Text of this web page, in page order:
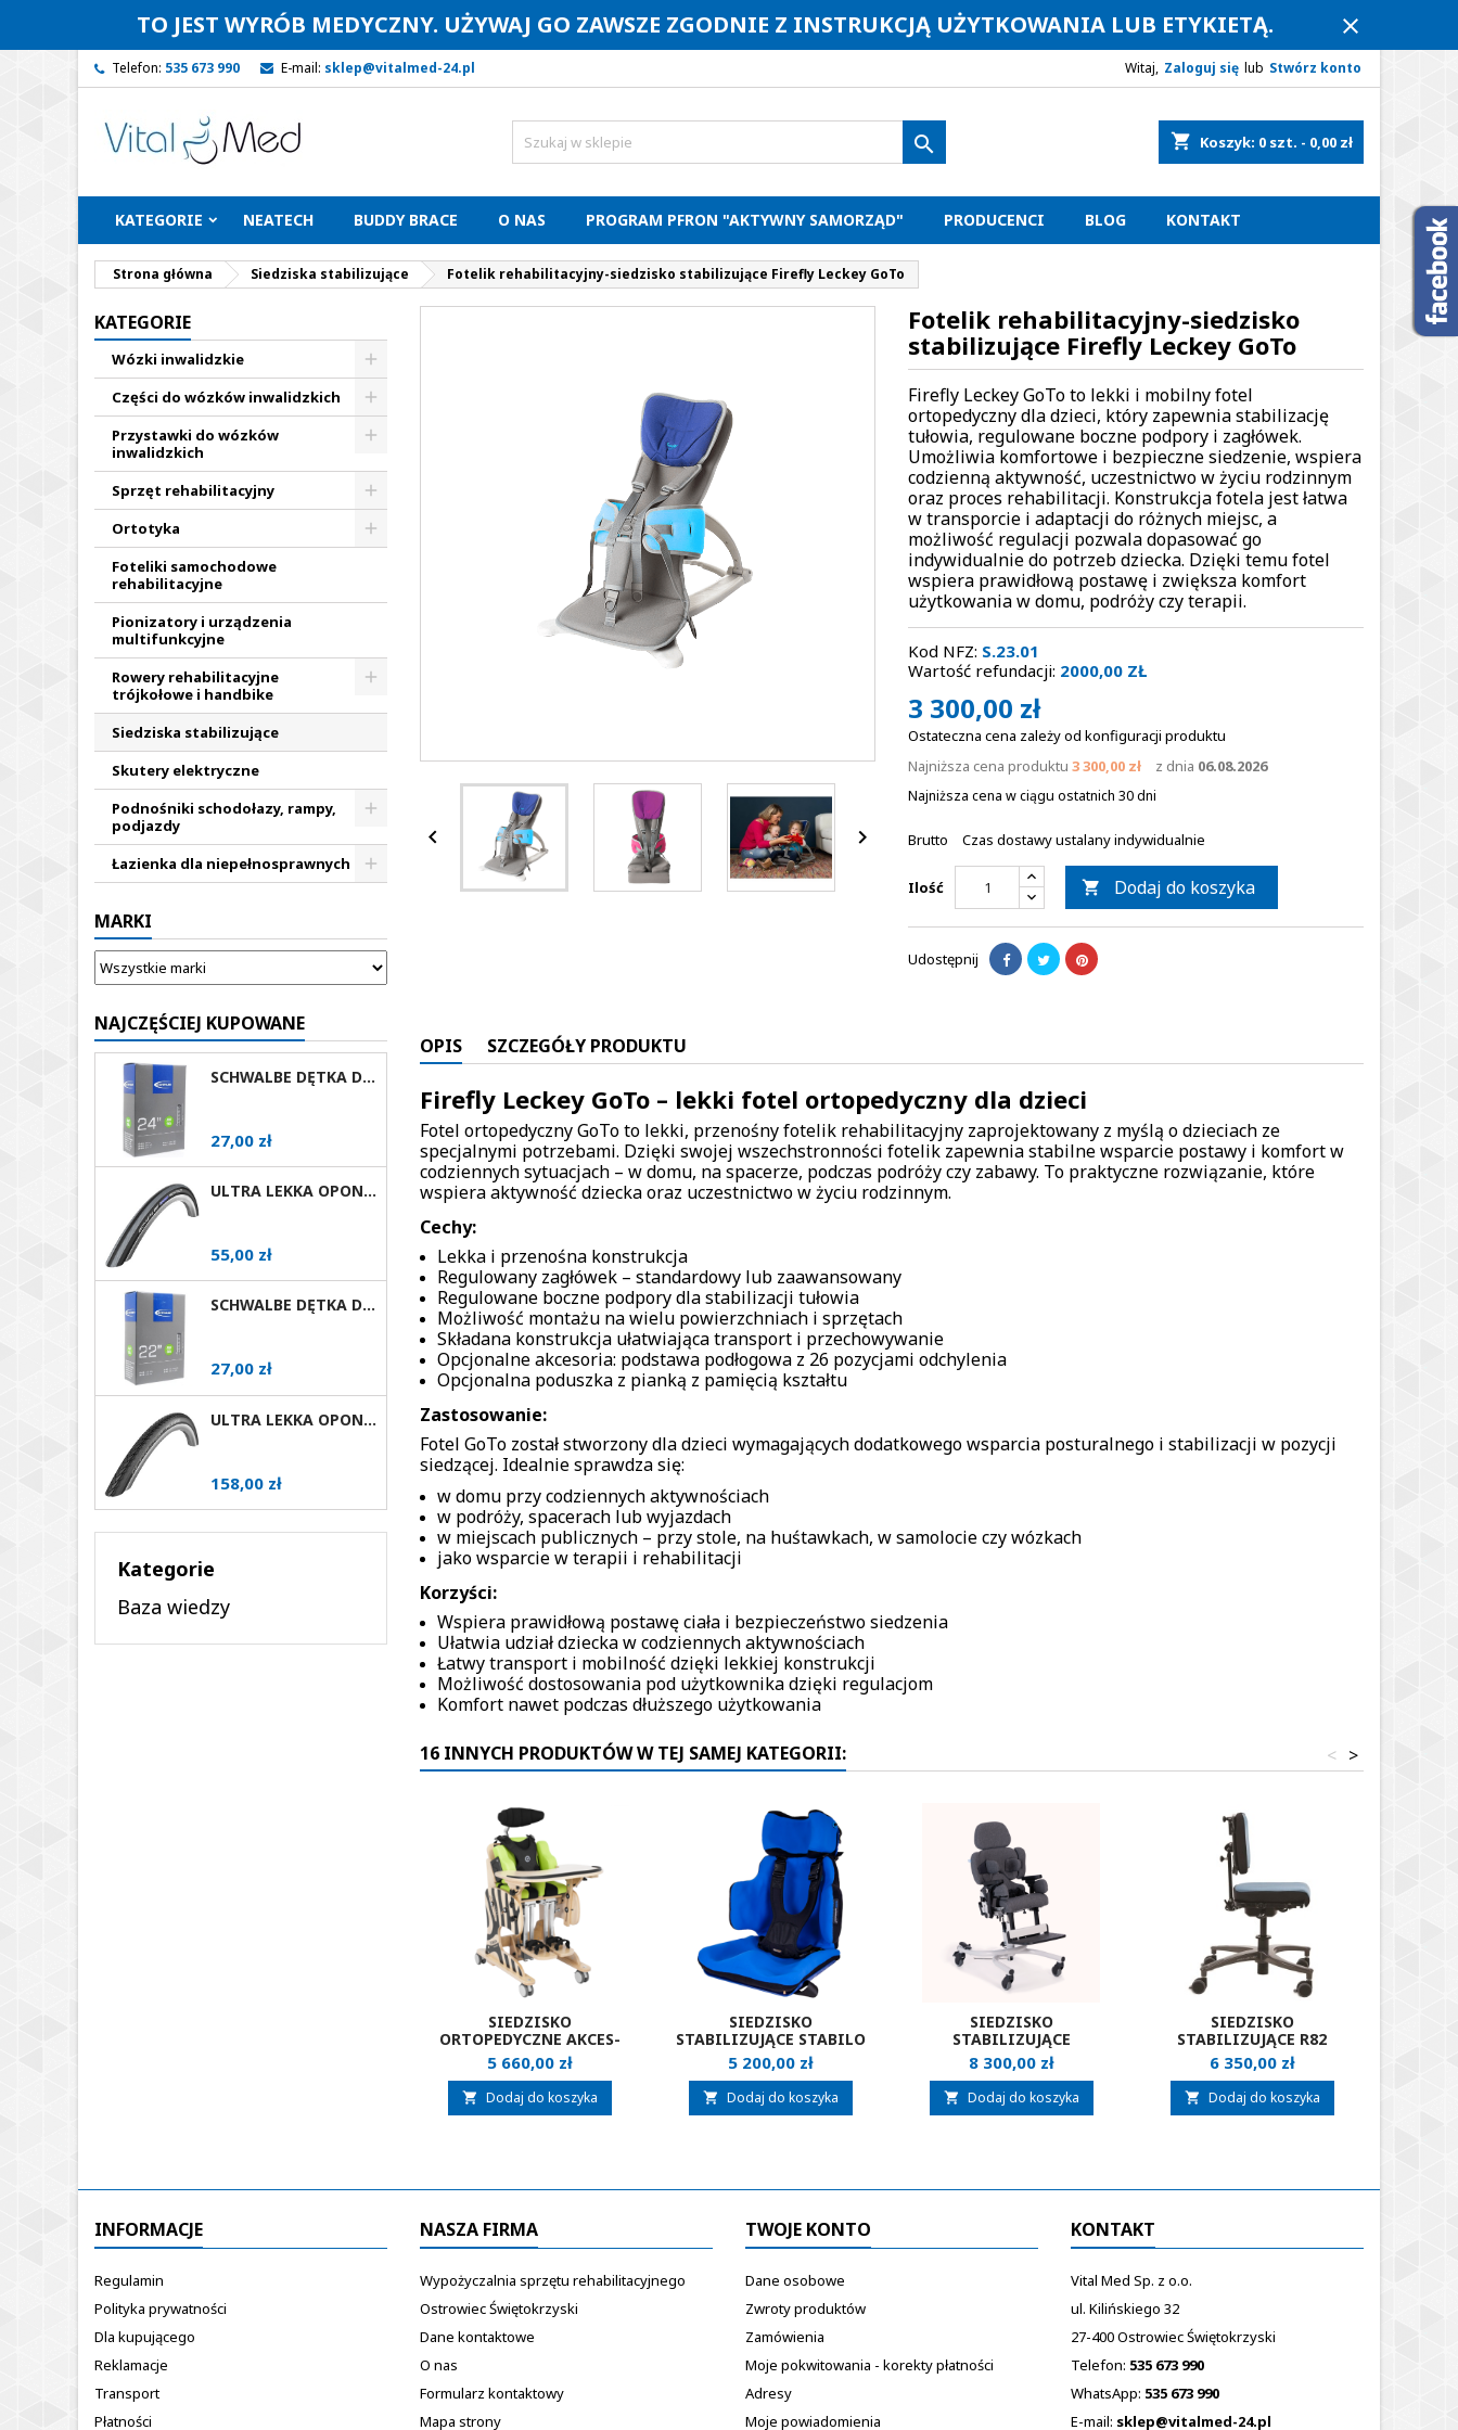
TO JEST WYRÓB MEDYCZNY. UŻYWAJ GO ZAWSZE ZGODNIE Z INSTRUKCJĄ UŻYTKOWANIA LUB ETYKIETĄ. close
Telefon: 535 673 990 E-mail: sklep@vitalmed-24.pl Witaj, Zaloguj się lub Stwórz konto
shopping_cart Koszyk: 0 szt. - 0,00 zł

KATEGORIE NEATECH BUDDY BRACE O NAS PROGRAM PFRON "AKTYWNY SAMORZĄD" PRODUCENCI BLOG KONTAKT
Strona główna Siedziska stabilizujące Fotelik rehabilitacyjny-siedzisko stabilizujące Firefly Leckey GoTo
KATEGORIE
Wózki inwalidzkie
Części do wózków inwalidzkich
Przystawki do wózków
inwalidzkich
Sprzęt rehabilitacyjny
Ortotyka
Foteliki samochodowe
rehabilitacyjne
Pionizatory i urządzenia
multifunkcyjne
Rowery rehabilitacyjne
trójkołowe i handbike
Siedziska stabilizujące
Skutery elektryczne
Podnośniki schodołazy, rampy,
podjazdy
Łazienka dla niepełnosprawnych
MARKI
NAJCZĘŚCIEJ KUPOWANE
SCHWALBE DĘTKA DO WÓZKA INWALIDZKIEGO 24X1 AV
Cena
27,00 zł
ULTRA LEKKA OPONA DO WÓZKA AKTYWNEGO SCHWALBE RIGHTRUN RÓŻNE ROZMIARY I KOLORY AV
Cena
55,00 zł
SCHWALBE DĘTKA DO WÓZKA INWALIDZKIEGO 22X1 AV
Cena
27,00 zł
ULTRA LEKKA OPONA DO WÓZKA AKTYWNEGO SCHWALBE MARATHON PLUS EVOLUTION RÓŻNE ROZMIARY AV
Cena
158,00 zł
Kategorie
Baza wiedzy
 
Fotelik rehabilitacyjny-siedzisko
stabilizujące Firefly Leckey GoTo
Firefly Leckey GoTo to lekki i mobilny fotel
ortopedyczny dla dzieci, który zapewnia stabilizację
tułowia, regulowane boczne podpory i zagłówek.
Umożliwia komfortowe i bezpieczne siedzenie, wspiera
codzienną aktywność, uczestnictwo w życiu rodzinnym
oraz proces rehabilitacji. Konstrukcja fotela jest łatwa
w transporcie i adaptacji do różnych miejsc, a
możliwość regulacji pozwala dopasować go
indywidualnie do potrzeb dziecka. Dzięki temu fotel
wspiera prawidłową postawę i zwiększa komfort
użytkowania w domu, podróży czy terapii.
Kod NFZ: S.23.01
Wartość refundacji: 2000,00 ZŁ
3 300,00 zł
Ostateczna cena zależy od konfiguracji produktu
Najniższa cena produktu 3 300,00 zł z dnia 06.08.2026
Najniższa cena w ciągu ostatnich 30 dni
Brutto Czas dostawy ustalany indywidualnie
Ilość  Dodaj do koszyka
Udostępnij
OPIS SZCZEGÓŁY PRODUKTU
Firefly Leckey GoTo – lekki fotel ortopedyczny dla dzieci
Fotel ortopedyczny GoTo to lekki, przenośny fotelik rehabilitacyjny zaprojektowany z myślą o dzieciach ze
specjalnymi potrzebami. Dzięki swojej wszechstronności fotelik zapewnia stabilne wsparcie postawy i komfort w
codziennych sytuacjach – w domu, na spacerze, podczas podróży czy zabawy. To praktyczne rozwiązanie, które
wspiera aktywność dziecka oraz uczestnictwo w życiu rodzinnym.
Cechy:
Lekka i przenośna konstrukcja
Regulowany zagłówek – standardowy lub zaawansowany
Regulowane boczne podpory dla stabilizacji tułowia
Możliwość montażu na wielu powierzchniach i sprzętach
Składana konstrukcja ułatwiająca transport i przechowywanie
Opcjonalne akcesoria: podstawa podłogowa z 26 pozycjami odchylenia
Opcjonalna poduszka z pianką z pamięcią kształtu
Zastosowanie:
Fotel GoTo został stworzony dla dzieci wymagających dodatkowego wsparcia posturalnego i stabilizacji w pozycji
siedzącej. Idealnie sprawdza się:
w domu przy codziennych aktywnościach
w podróży, spacerach lub wyjazdach
w miejscach publicznych – przy stole, na huśtawkach, w samolocie czy wózkach
jako wsparcie w terapii i rehabilitacji
Korzyści:
Wspiera prawidłową postawę ciała i bezpieczeństwo siedzenia
Ułatwia udział dziecka w codziennych aktywnościach
Łatwy transport i mobilność dzięki lekkiej konstrukcji
Możliwość dostosowania pod użytkownika dzięki regulacjom
Komfort nawet podczas dłuższego użytkowania
16 INNYCH PRODUKTÓW W TEJ SAMEJ KATEGORII: >
<
SIEDZISKO
ORTOPEDYCZNE AKCES-
MED ZEBRA INVENTO
Cena
5 660,00 zł
 Dodaj do koszyka
SIEDZISKO
STABILIZUJĄCE STABILO
MULTISEAT
Cena
5 200,00 zł
 Dodaj do koszyka
SIEDZISKO
STABILIZUJĄCE
SCHUCHMANN MADITA
Cena
8 300,00 zł
 Dodaj do koszyka
SIEDZISKO
STABILIZUJĄCE R82
WOMBAT SOLO
Cena
6 350,00 zł
 Dodaj do koszyka
INFORMACJE
Regulamin
Polityka prywatności
Dla kupującego
Reklamacje
Transport
Płatności
NASZA FIRMA
Wypożyczalnia sprzętu rehabilitacyjnego
Ostrowiec Świętokrzyski
Dane kontaktowe
O nas
Formularz kontaktowy
Mapa strony
TWOJE KONTO
Dane osobowe
Zwroty produktów
Zamówienia
Moje pokwitowania - korekty płatności
Adresy
Moje powiadomienia
KONTAKT
Vital Med Sp. z o.o.
ul. Kilińskiego 32
27-400 Ostrowiec Świętokrzyski
Telefon: 535 673 990
WhatsApp: 535 673 990
E-mail: sklep@vitalmed-24.pl